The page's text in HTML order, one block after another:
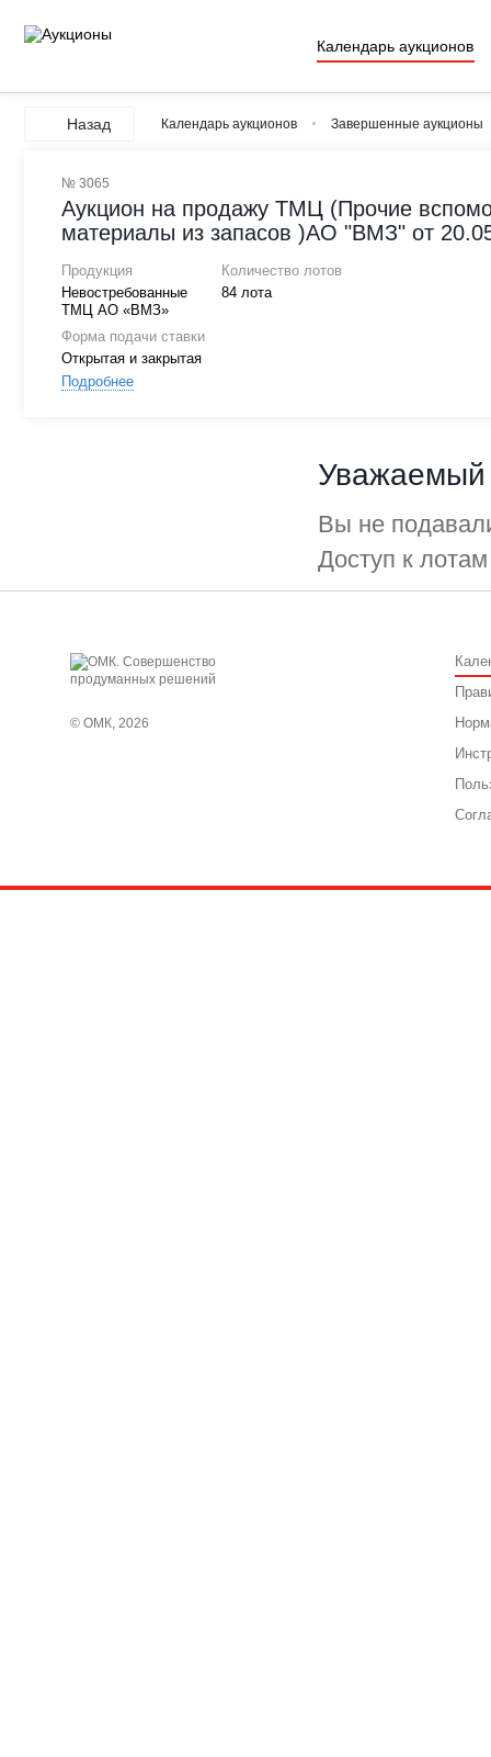
Календарь аукционов
Назад Календарь аукционов Завершенные аукционы
№ 3065
Аукцион на продажу ТМЦ (Прочие
материалы из запасов )АО "ВМЗ" от
Продукция
Невостребованные
ТМЦ АО «ВМЗ»
Количество лотов
84 лота
Форма подачи ставки
Открытая и закрытая
Подробнее
Уважаемый
Вы не
Доступ к
© ОМК, 2026